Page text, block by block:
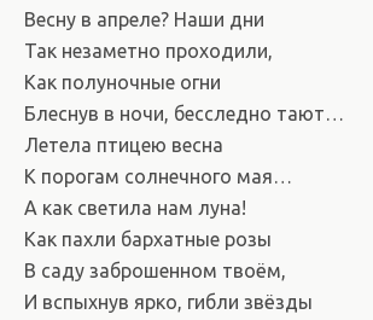
Весну в апреле? Наши дни
Так незаметно проходили,
Как полуночные огни
Блеснув в ночи, бесследно тают…
Летела птицею весна
К порогам солнечного мая…
А как светила нам луна!
Как пахли бархатные розы
В саду заброшенном твоём,
И вспыхнув ярко, гибли звёзды